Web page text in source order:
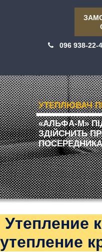
096 938-22-
УТЕПЛЮВАЧ
«АЛЬФА-М»
ЗДІЙСНИТЬ
Утепление
утепление